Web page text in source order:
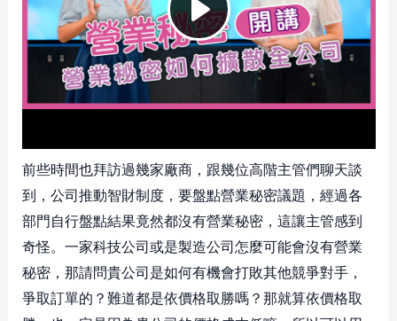
前些時間也拜訪過幾家廠商，跟幾位高階主管們聊天談
到，公司推動智財制度，要盤點營業秘密議題，經過各
部門自行盤點結果竟然都沒有營業秘密，這讓主管感到
奇怪。一家科技公司或是製造公司怎麼可能會沒有營業
秘密，那請問貴公司是如何有機會打敗其他競爭對手，
爭取訂單的？難道都是依價格取勝嗎？那就算依價格取